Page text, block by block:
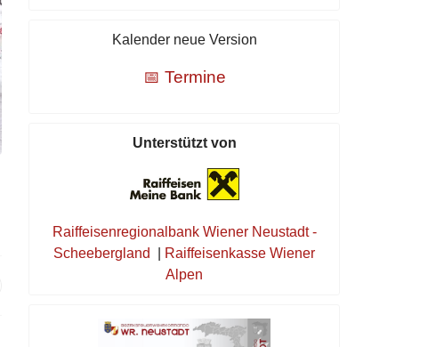
Kalender neue Version
📅 Termine
Unterstützt von
Raiffeisenregionalbank Wiener Neustadt -
Scheebergland
Raiffeisenkasse Wiener
Alpen